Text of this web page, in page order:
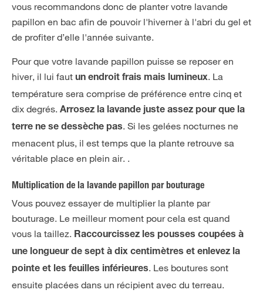
vous recommandons donc de planter votre lavande
papillon en bac afin de pouvoir l'hiverner à l'abri du gel et
de profiter d’elle l'année suivante.
Pour que votre lavande papillon puisse se reposer en
hiver, il lui faut un endroit frais mais lumineux. La
température sera comprise de préférence entre cinq et
dix degrés. Arrosez la lavande juste assez pour que la
terre ne se dessèche pas. Si les gelées nocturnes ne
menacent plus, il est temps que la plante retrouve sa
véritable place en plein air. .
Multiplication de la lavande papillon par bouturage
Vous pouvez essayer de multiplier la plante par
bouturage. Le meilleur moment pour cela est quand
vous la taillez. Raccourcissez les pousses coupées à
une longueur de sept à dix centimètres et enlevez la
pointe et les feuilles inférieures. Les boutures sont
ensuite placées dans un récipient avec du terreau.